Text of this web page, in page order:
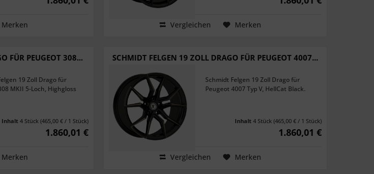
Merken Vergleichen Merken
FÜR PEUGEOT 308...
19 Zoll Drago für
MKII 5-Loch, Highgloss
Inhalt 4 Stück (465,00 € / 1 Stück)
1.860,01 €
Merken
SCHMIDT FELGEN 19 ZOLL DRAGO FÜR PEUGEOT 4007...
Schmidt Felgen 19 Zoll Drago für
Peugeot 4007 Typ V, HellCat Black.
Inhalt 4 Stück (465,00 € / 1 Stück)
1.860,01 €
Vergleichen Merken